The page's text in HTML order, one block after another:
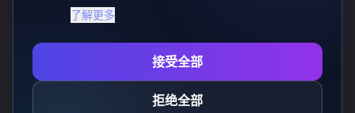
了解更多
接受全部
拒绝全部